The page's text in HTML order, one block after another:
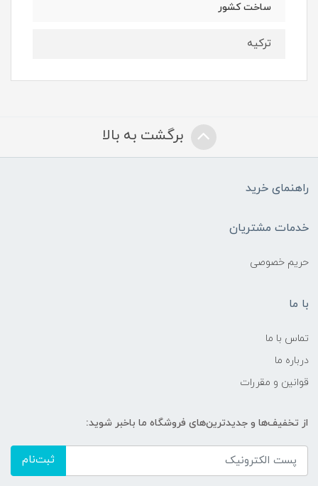
ساخت کشور
ترکیه
برگشت به بالا
راهنمای خرید
خدمات مشتریان
حریم خصوصی
با ما
تماس با ما
درباره ما
قوانین و مقررات
از تخفیف‌ها و جدیدترین‌های فروشگاه ما باخبر شوید:
ثبت‌نام